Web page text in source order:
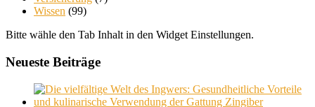
Wissen (99)
Bitte wähle den Tab Inhalt in den Widget Einstellungen.
Neueste Beiträge